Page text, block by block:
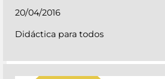
20/04/2016
Didáctica para todos